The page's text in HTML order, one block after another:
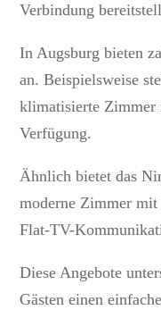
Verbindung
In Augsburg bieten
an. Beispielsweise
klimatisierte
Verfügung.
Ähnlich bietet das
moderne Zimmer
Flat-TV-
Diese Angebote
Gästen einen